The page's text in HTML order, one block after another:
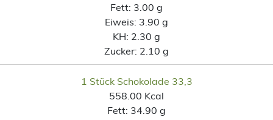
Fett: 3.00 g
Eiweis: 3.90 g
KH: 2.30 g
Zucker: 2.10 g
1 Stück Schokolade 33,3
558.00 Kcal
Fett: 34.90 g